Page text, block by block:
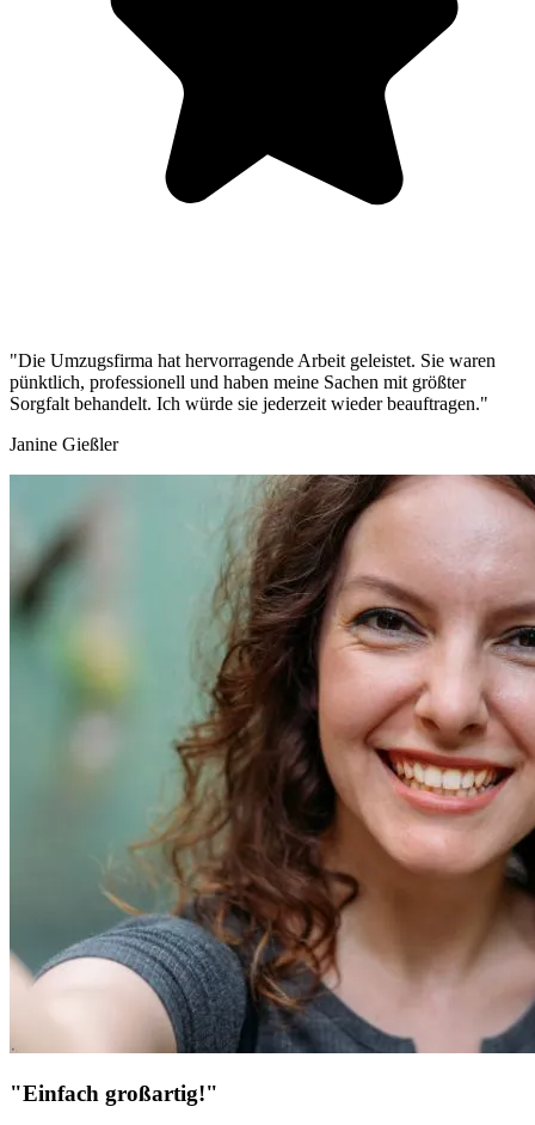
"Die Umzugsfirma hat hervorragende Arbeit geleistet. Sie waren
pünktlich, professionell und haben meine Sachen mit größter
Sorgfalt behandelt. Ich würde sie jederzeit wieder beauftragen."
Janine Gießler
"Einfach großartig!"